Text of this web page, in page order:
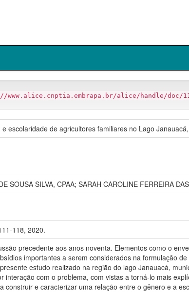
www.alice.cnptia.embrapa.br/alice/handle/doc/
escolaridade de agricultores familiares no Lago
SOUSA SILVA, CPAA; SARAH CAROLINE FERREIRA
118, 2020.
precedente aos anos noventa. Elementos como o
importantes a serem considerados na formulação
estudo realizado na região do lago Janauacá,
interação com o problema, com vistas a torná-lo mais
construir e caracterizar uma relação entre o gênero e a